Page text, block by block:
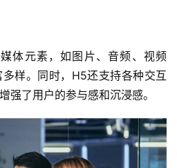
体元素，如图片、音频、视频
样。同时，H5还支持各种交互
强了用户的参与感和沉浸感。